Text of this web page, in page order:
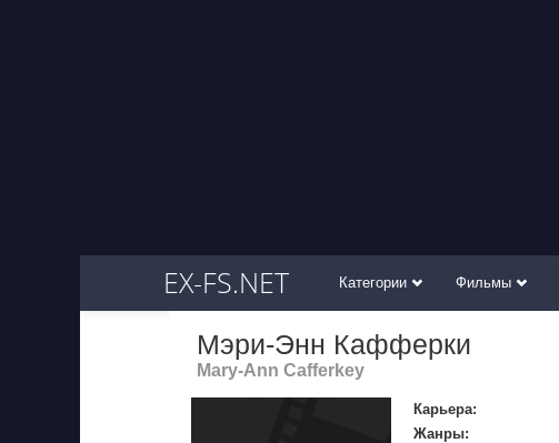
EX-FS.NET Категории Фильмы
Мэри-Энн Кафферки
Mary-Ann Cafferkey
Карьера:
Жанры: